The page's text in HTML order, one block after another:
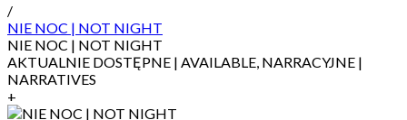
/
NIE NOC | NOT NIGHT
NIE NOC | NOT NIGHT
AKTUALNIE DOSTĘPNE | AVAILABLE, NARRACYJNE |
NARRATIVES
+